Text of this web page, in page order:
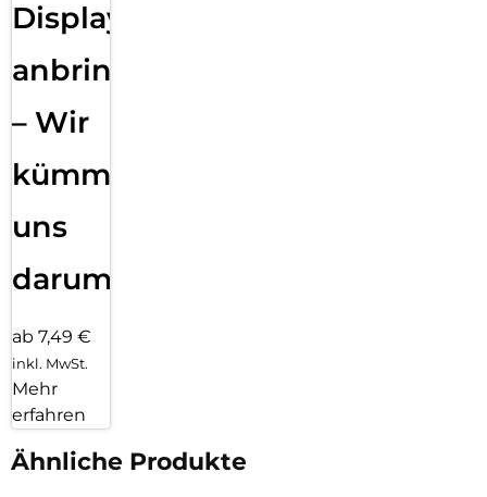
Displayfolie
anbringen
– Wir
kümmern
uns
darum!
ab 7,49 €
inkl. MwSt.
Mehr
erfahren
Ähnliche Produkte